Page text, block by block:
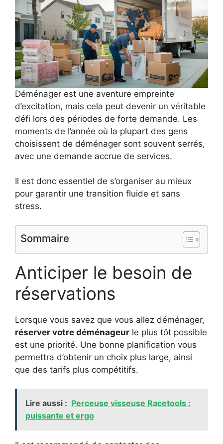
Déménager est une aventure empreinte
d’excitation, mais cela peut devenir un véritable
défi lors des périodes de forte demande. Les
moments de l’année où la plupart des gens
choisissent de déménager sont souvent serrés,
avec une demande accrue de services.
Il est donc essentiel de s’organiser au mieux
pour garantir une transition fluide et sans
stress.
Sommaire
Anticiper le besoin de
réservations
Lorsque vous savez que vous allez déménager,
réserver votre déménageur le plus tôt possible
est une priorité. Une bonne planification vous
permettra d’obtenir un choix plus large, ainsi
que des tarifs plus compétitifs.
Lire aussi : Perceuse visseuse Racetools :
puissante et ergo